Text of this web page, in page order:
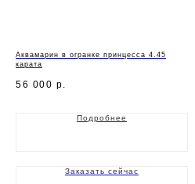
Аквамарин в огранке принцесса 4.45
карата
56 000 р.
Подробнее
Заказать сейчас